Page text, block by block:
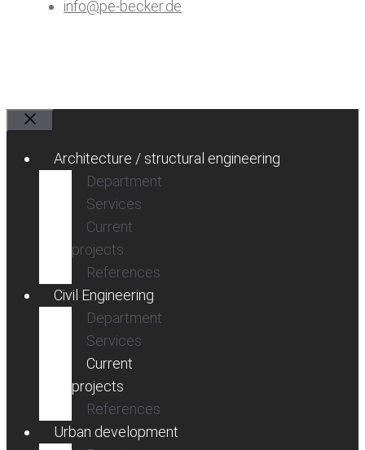
info@pe-becker.de
Architecture / structural engineering
Department
Services
Current
projects
References
Civil Engineering
Department
Services
Current
projects
References
Urban development